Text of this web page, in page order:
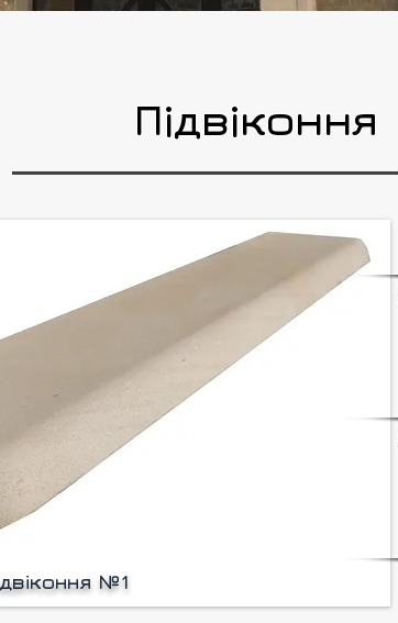
Підвіконня
№1